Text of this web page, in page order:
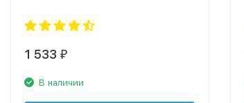
1 533 ₽
В наличии